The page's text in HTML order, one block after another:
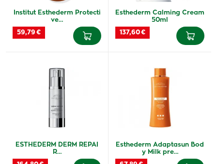
Institut Esthederm Protecti
ve…
59,79 €
Esthederm Calming Cream
50ml
137,60 €
ESTHEDERM DERM REPAI
R…
Esthederm Adaptasun Bod
y Milk pre…